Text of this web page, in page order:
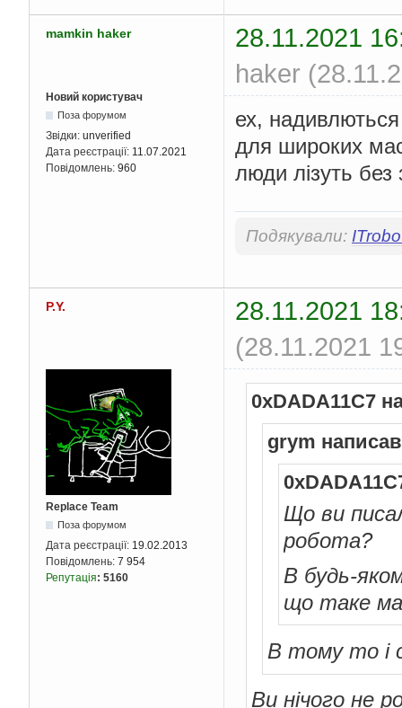
mamkin haker
28.11.2021
haker
Новий користувач
Поза форумом
Звідки: unverified
Дата реєстрації: 11.07.2021
Повідомлень: 960
ех,
для широких
люди лізуть
Подякували:
P.Y.
28.11.2021
(28.11.2021
Replace Team
Поза форумом
Дата реєстрації: 19.02.2013
Повідомлень: 7 954
Репутація: 5160
0xDADA11C7
grym
Що ви
робота?
В будь-
що таке
В тому то і
Ви нічого не